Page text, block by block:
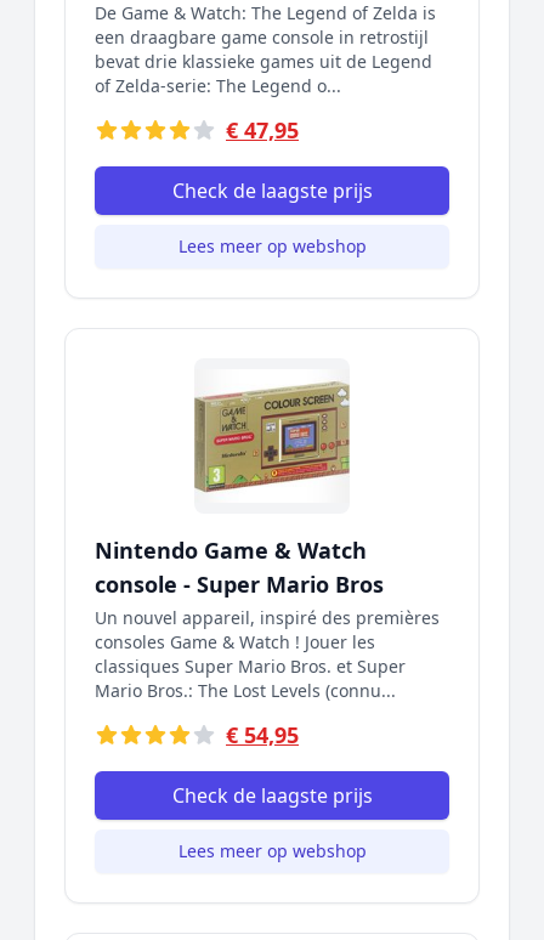
De Game & Watch: The Legend of Zelda is
een draagbare game console in retrostijl
bevat drie klassieke games uit de Legend
of Zelda-serie: The Legend o...
€ 47,95
Check de laagste prijs
Lees meer op webshop
Nintendo Game & Watch
console - Super Mario Bros
Un nouvel appareil, inspiré des premières
consoles Game & Watch ! Jouer les
classiques Super Mario Bros. et Super
Mario Bros.: The Lost Levels (connu...
€ 54,95
Check de laagste prijs
Lees meer op webshop